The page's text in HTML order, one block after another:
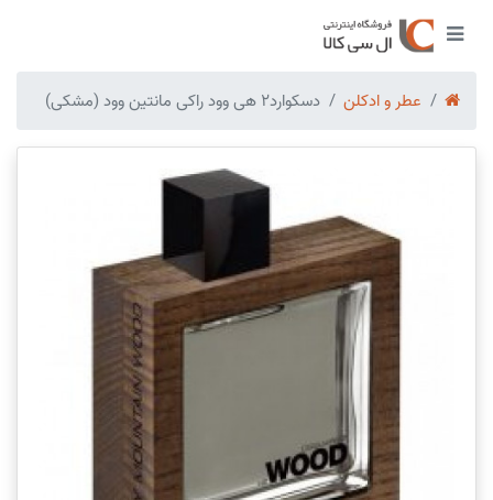
عطر و ادکلن دسکوارد2 هی وود راکی مانتین وود (مشکی)